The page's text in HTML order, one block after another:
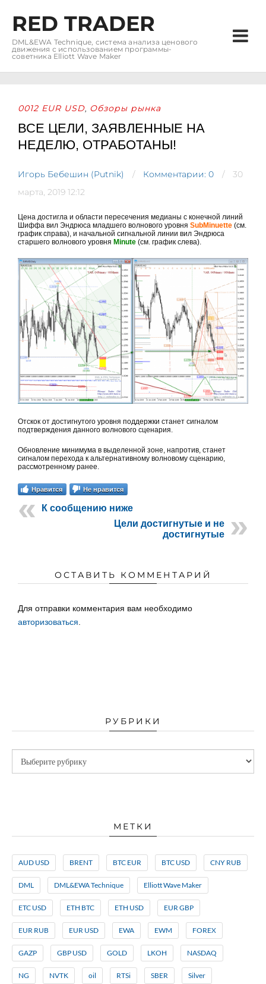
RED TRADER
DML&EWA Technique, система анализа ценового
движения с использованием программы-
советника Elliott Wave Maker
0012 EUR USD, Обзоры рынка
ВСЕ ЦЕЛИ, ЗАЯВЛЕННЫЕ НА
НЕДЕЛЮ, ОТРАБОТАНЫ!
Игорь Бебешин (Putnik) Комментарии: 0
30
марта, 2019 12:12
Цена достигла и области пересечения медианы с конечной линий
Шиффа вил Эндрюса младшего волнового уровня SubMinuette (см.
график справа), и начальной сигнальной линии вил Эндрюса
старшего волнового уровня Minute (см. график слева).
Отскок от достигнутого уровня поддержки станет сигналом
подтверждения данного волнового сценария.
Обновление минимума в выделенной зоне, напротив, станет
сигналом перехода к альтернативному волновому сценарию,
рассмотренному ранее.
Нравится Не нравится
К сообщению ниже
Цели достигнутые и не
достигнутые
ОСТАВИТЬ КОММЕНТАРИЙ
Для отправки комментария вам необходимо
авторизоваться
РУБРИКИ
МЕТКИ
AUD USD BRENT BTC EUR BTC USD CNY RUB
DML DML&EWA Technique Elliott Wave Maker
ETC USD ETH BTC ETH USD EUR GBP
EUR RUB EUR USD EWA EWM FOREX
GAZP GBP USD GOLD LKOH NASDAQ
NG NVTK oil RTSi SBER Silver